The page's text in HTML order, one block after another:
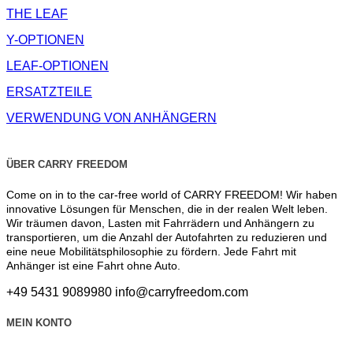
THE LEAF
Y-OPTIONEN
LEAF-OPTIONEN
ERSATZTEILE
VERWENDUNG VON ANHÄNGERN
ÜBER CARRY FREEDOM
Come on in to the car-free world of CARRY FREEDOM! Wir haben
innovative Lösungen für Menschen, die in der realen Welt leben.
Wir träumen davon, Lasten mit Fahrrädern und Anhängern zu
transportieren, um die Anzahl der Autofahrten zu reduzieren und
eine neue Mobilitätsphilosophie zu fördern. Jede Fahrt mit
Anhänger ist eine Fahrt ohne Auto.
+49 5431 9089980 info@carryfreedom.com
MEIN KONTO